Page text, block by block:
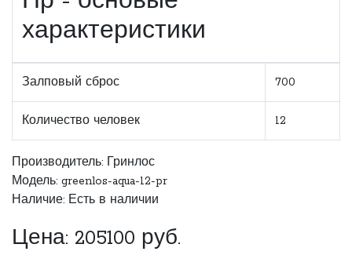
характеристики
Залповый сброс 700
Количество человек 12
Производитель: Гринлос
Модель: greenlos-aqua-12-pr
Наличие: Есть в наличии
Цена: 205100 руб.